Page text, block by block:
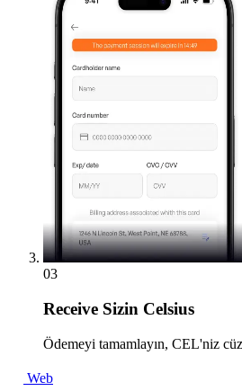
03
Receive Sizin Celsius
Ödemeyi tamamlayın, CEL'niz
Web